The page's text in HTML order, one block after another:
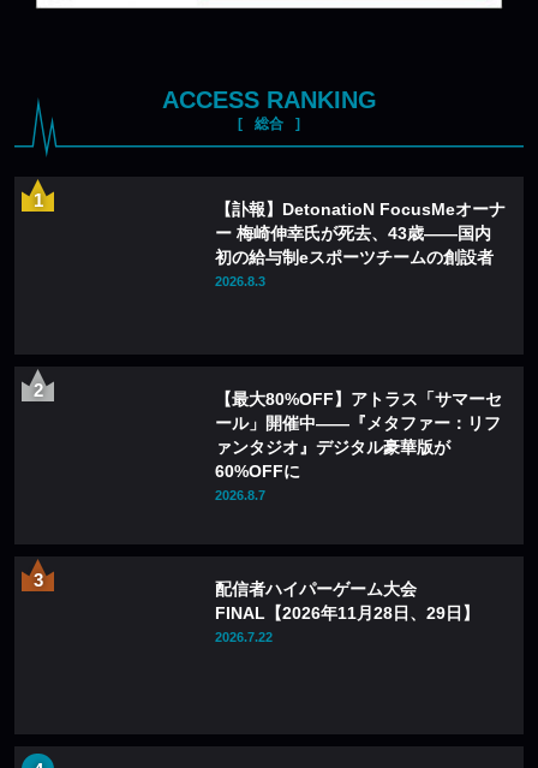
ACCESS RANKING
総合
【訃報】DetonatioN FocusMeオーナ
ー 梅崎伸幸氏が死去、43歳——国内
初の給与制eスポーツチームの創設者
2026.8.3
【最大80%OFF】アトラス「サマーセ
ール」開催中——『メタファー：リフ
ァンタジオ』デジタル豪華版が
60%OFFに
2026.8.7
配信者ハイパーゲーム大会
FINAL【2026年11月28日、29日】
2026.7.22